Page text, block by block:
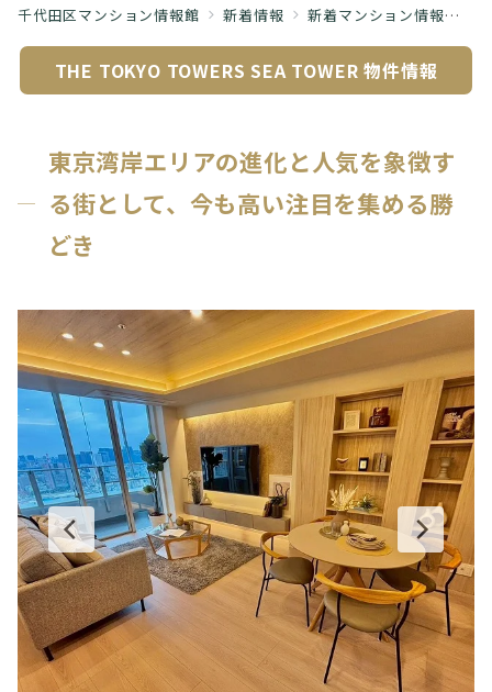
千代田区マンション情報館 新着情報 新着マンション情報
THE TOKYO TOWERS SEA TOWER 物件情報
東京湾岸エリアの進化と人気を象徴す
る街として、今も高い注目を集める勝
どき